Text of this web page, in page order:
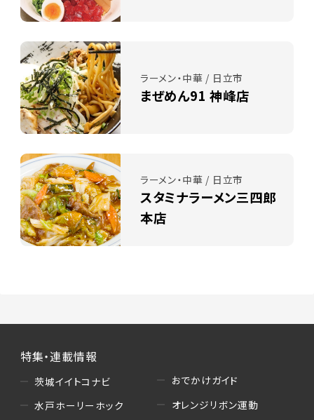
ラーメン・中華 / 日立市
まぜめん91 神峰店
ラーメン・中華 / 日立市
スタミナラーメン三四郎
本店
特集・連載情報
茨城イイトコナビ
水戸ホーリーホック
おでかけガイド
オレンジリボン運動